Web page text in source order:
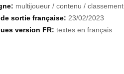
multijoueur / contenu / classement
de sortie française: 23/02/2023
version FR: textes en français